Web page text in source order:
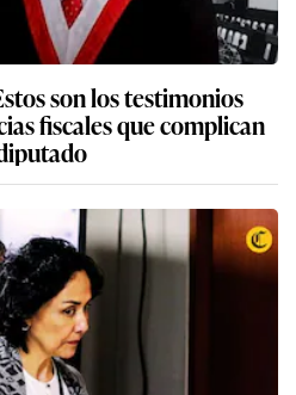
son los testimonios
fiscales que complican